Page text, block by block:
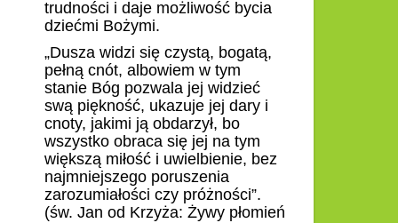
trudności i daje możliwość bycia
dziećmi Bożymi.
„Dusza widzi się czystą, bogatą,
pełną cnót, albowiem w tym
stanie Bóg pozwala jej widzieć
swą piękność, ukazuje jej dary i
cnoty, jakimi ją obdarzył, bo
wszystko obraca się jej na tym
większą miłość i uwielbienie, bez
najmniejszego poruszenia
zarozumiałości czy próżności”.
(św. Jan od Krzyża: Żywy płomień